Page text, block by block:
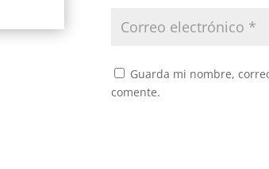
Guarda mi nombre,
comente.